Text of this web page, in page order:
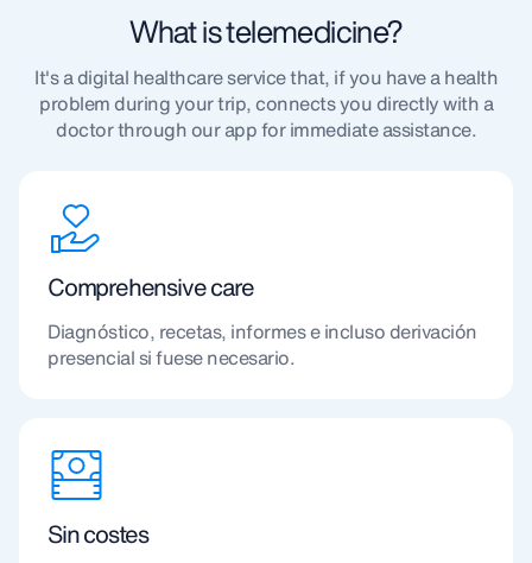
What is telemedicine?
It's a digital healthcare service that, if you have a health
problem during your trip, connects you directly with a
doctor through our app for immediate assistance.
Comprehensive care
Diagnóstico, recetas, informes e incluso derivación
presencial si fuese necesario.
Sin costes